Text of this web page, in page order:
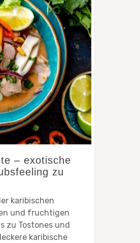
– exotische
zu
karibischen
und fruchtigen
zu Tostones und
karibische